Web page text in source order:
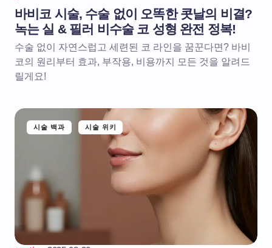
바비코 시술, 수술 없이 오똑한 콧날의 비결?
녹는 실 & 필러 비수술 코 성형 완전 정복!
수술 없이 자연스럽고 세련된 코 라인을 꿈꾼다면? 바비
코의 원리부터 효과, 부작용, 비용까지 모든 것을 알려드
릴게요!
시술 백과 시술 위키